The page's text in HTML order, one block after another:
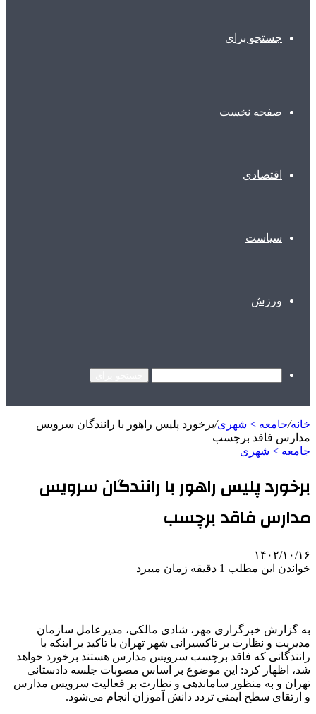
جستجو برای
صفحه نخست
اقتصادی
سیاست
ورزش
خانه/جامعه > شهری/برخورد پلیس راهور با رانندگان سرویس
مدارس فاقد برچسب
جامعه > شهری
برخورد پلیس راهور با رانندگان سرویس
مدارس فاقد برچسب
۱۴۰۲/۱۰/۱۶
خواندن این مطلب 1 دقیقه زمان میبرد
به گزارش خبرگزاری مهر، شادی مالکی، مدیرعامل سازمان
مدیریت و نظارت بر تاکسیرانی شهر تهران با تاکید بر اینکه با
رانندگانی که فاقد برچسب سرویس مدارس هستند برخورد خواهد
شد، اظهار کرد: این موضوع بر اساس مصوبات جلسه دادستانی
تهران و به منظور ساماندهی و نظارت بر فعالیت سرویس مدارس
و ارتقای سطح ایمنی تردد دانش آموزان انجام می‌شود.